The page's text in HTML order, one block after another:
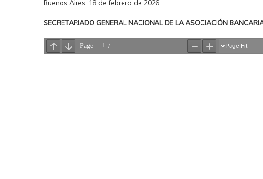
Buenos Aires, 18 de febrero de 2026
SECRETARIADO GENERAL NACIONAL DE LA ASOCIACIÓN